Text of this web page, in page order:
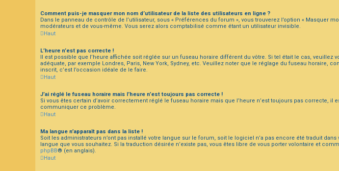
Comment puis-je masquer mon nom d’utilisateur de la liste des utilisateurs en ligne ?
Dans le panneau de contrôle de l’utilisateur, sous « Préférences du forum », vous trouverez l’option « Masquer
modérateurs et de vous-même. Vous serez alors comptabilisé comme étant un utilisateur invisible.
Haut
L’heure n’est pas correcte !
Il est possible que l’heure affichée soit réglée sur un fuseau horaire différent du vôtre. Si tel était le cas,
adéquate, par exemple Londres, Paris, New York, Sydney, etc. Veuillez noter que le réglage du fuseau horaire,
inscrit, c’est l’occasion idéale de le faire.
Haut
J’ai réglé le fuseau horaire mais l’heure n’est toujours pas correcte !
Si vous êtes certain d’avoir correctement réglé le fuseau horaire mais que l’heure n’est toujours pas correcte,
communiquer ce problème.
Haut
Ma langue n’apparaît pas dans la liste !
Soit les administrateurs n’ont pas installé votre langue sur le forum, soit le logiciel n’a pas encore été traduit
langue que vous souhaitez. Si la traduction désirée n’existe pas, vous êtes libre de vous porter volontaire et
phpBB® (en anglais).
Haut